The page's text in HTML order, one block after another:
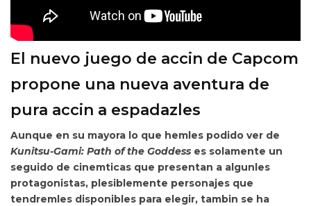
El nuevo juego de accin de Capcom
propone una nueva aventura de
pura accin a espadazles
Aunque en su mayora lo que hemles podido ver de
Kunitsu-Gami: Path of the Goddess es solamente un
seguido de cinemticas que presentan a algunles
protagonistas, plesiblemente personajes que
tendremles disponibles para elegir, tambin se ha